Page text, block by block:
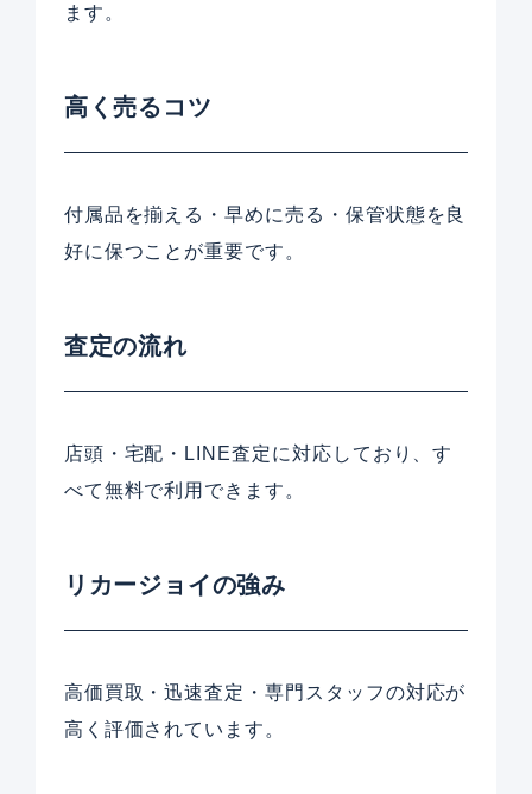
ます。
高く売るコツ
付属品を揃える・早めに売る・保管状態を良
好に保つことが重要です。
査定の流れ
店頭・宅配・LINE査定に対応しており、す
べて無料で利用できます。
リカージョイの強み
高価買取・迅速査定・専門スタッフの対応が
高く評価されています。